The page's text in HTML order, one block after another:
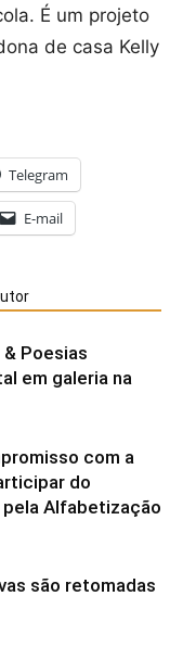
É um projeto
de casa Kelly
Telegram
E-mail
Poesias
em galeria na
com a
do
pela Alfabetização
são retomadas